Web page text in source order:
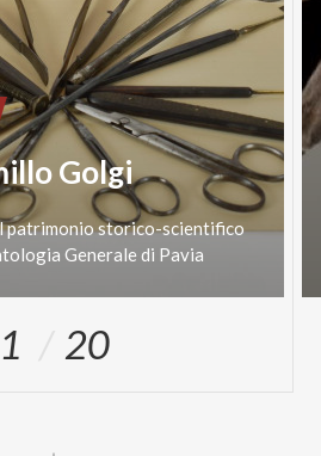
Golgi
patrimoniostorico-scientifico
Generale di Pavia
1 20